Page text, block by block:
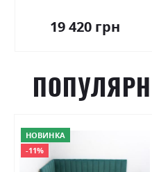
19 420 грн
НОВИНКА
-11%